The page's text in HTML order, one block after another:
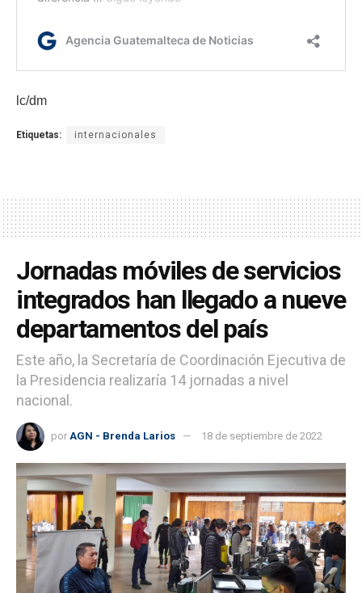
lc/dm
Etiquetas: internacionales
Jornadas móviles de servicios
integrados han llegado a nueve
departamentos del país
Este año, la Secretaría de Coordinación Ejecutiva de
la Presidencia realizaría 14 jornadas a nivel
nacional.
por AGN - Brenda Larios 18 de septiembre de 2022